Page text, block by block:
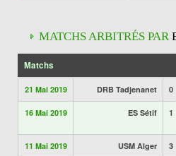
MATCHS ARBITRÉS PAR
Matchs
21 Mai 2019 DRB Tadjenanet 0
16 Mai 2019 ES Sétif 1
11 Mai 2019 USM Alger 3